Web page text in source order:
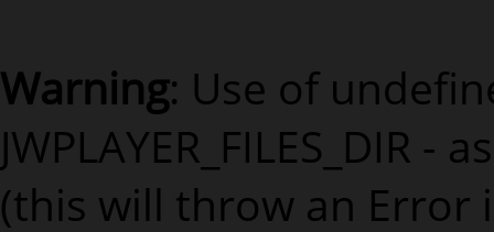
Warning: Use of
JWPLAYER_FILES_DIR -
(this will throw an Error